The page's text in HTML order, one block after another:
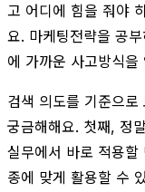
고 어디에 힘을 줘야
요. 마케팅전략을 공
에 가까운 사고방식
검색 의도를 기준으
궁금해해요. 첫째, 정
실무에서 바로 적용
종에 맞게 활용할 수